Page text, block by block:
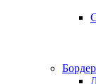
Бордер